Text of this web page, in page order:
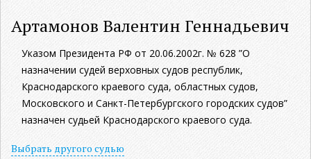
Артамонов Валентин Геннадьевич
Указом Президента РФ от 20.06.2002г. № 628 ”О
назначении судей верховных судов республик,
Краснодарского краевого суда, областных судов,
Московского и Санкт-Петербургского городских судов”
назначен судьей Краснодарского краевого суда.
Выбрать другого судью